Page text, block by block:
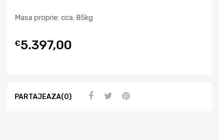
Masa proprie: cca. 85kg
€5.397,00
PARTAJEAZA(0)